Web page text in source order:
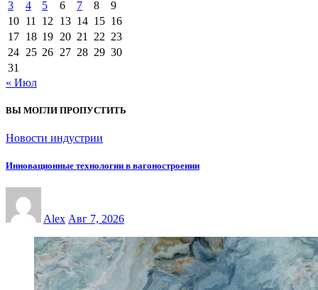
3 4 5 6 7 8
9
10 11 12 13 14 15 16
17 18 19 20 21 22 23
24 25 26 27 28 29 30
31
« Июл
ВЫ МОГЛИ ПРОПУСТИТЬ
Новости индустрии
Инновационные технологии в вагоностроении
Alex Авг 7, 2026